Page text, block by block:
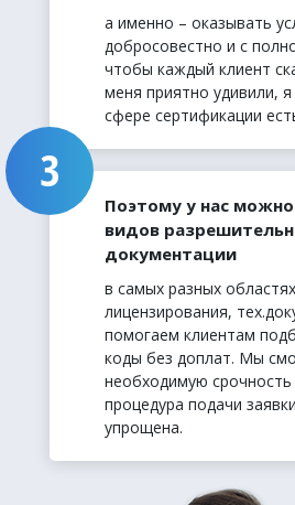
а именно – оказывать
добросовестно и с
чтобы каждый клиент
меня приятно удивили,
сфере сертификации
Поэтому у нас
видов
документации
в самых разных
лицензирования,
помогаем клиентам
коды без доплат. Мы
необходимую
процедура подачи
упрощена.